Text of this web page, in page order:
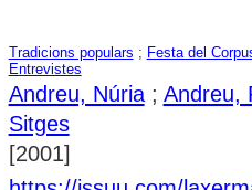
Tradicions populars ; Festa del
Entrevistes
Andreu, Núria; Andreu,
Sitges
[2001]